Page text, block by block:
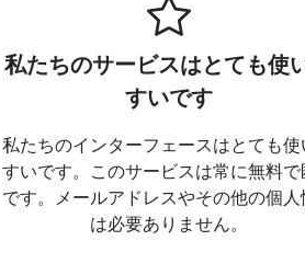
私たちのサービスはとても使
すいです
私たちのインターフェースはとても
すいです。このサービスは常に無料で
です。メールアドレスやその他の個人
は必要ありません。